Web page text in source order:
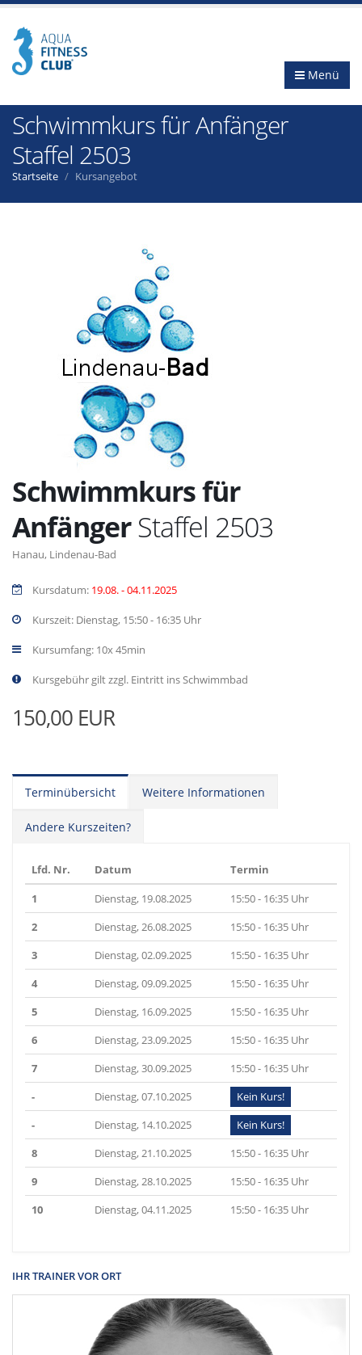
Menü
Schwimmkurs für Anfänger
Staffel 2503
Startseite Kursangebot
Schwimmkurs für
AnfängerStaffel 2503
Hanau, Lindenau-Bad
Kursdatum: 19.08. - 04.11.2025
Kurszeit: Dienstag, 15:50 - 16:35 Uhr
Kursumfang: 10x 45min
Kursgebühr gilt zzgl. Eintritt ins Schwimmbad
150,00 EUR
Terminübersicht Weitere Informationen
Andere Kurszeiten?
Lfd. Nr. Datum
Termin
1
Dienstag, 19.08.2025
15:50 - 16:35 Uhr
2
Dienstag, 26.08.2025
15:50 - 16:35 Uhr
3
Dienstag, 02.09.2025
15:50 - 16:35 Uhr
4
Dienstag, 09.09.2025
15:50 - 16:35 Uhr
5
Dienstag, 16.09.2025
15:50 - 16:35 Uhr
6
Dienstag, 23.09.2025
15:50 - 16:35 Uhr
7
Dienstag, 30.09.2025
15:50 - 16:35 Uhr
-
Dienstag, 07.10.2025
Kein Kurs!
-
Dienstag, 14.10.2025
Kein Kurs!
8
Dienstag, 21.10.2025
15:50 - 16:35 Uhr
9
Dienstag, 28.10.2025
15:50 - 16:35 Uhr
10
Dienstag, 04.11.2025 15:50 - 16:35 Uhr
IHR TRAINER VOR ORT